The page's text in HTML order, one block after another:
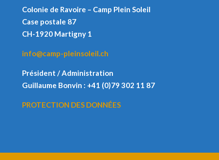
Colonie de Ravoire – Camp Plein Soleil
Case postale 87
CH-1920 Martigny 1
info@camp-pleinsoleil.ch
Président / Administration
Guillaume Bonvin : +41 (0)79 302 11 87
PROTECTION DES DONNÉES